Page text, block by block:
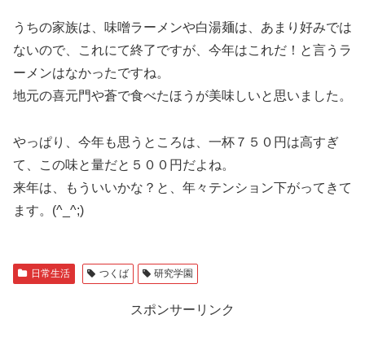
うちの家族は、味噌ラーメンや白湯麺は、あまり好みでは
ないので、これにて終了ですが、今年はこれだ！と言うラ
ーメンはなかったですね。
地元の喜元門や蒼で食べたほうが美味しいと思いました。
やっぱり、今年も思うところは、一杯７５０円は高すぎ
て、この味と量だと５００円だよね。
来年は、もういいかな？と、年々テンション下がってきて
ます。(^_^;)
日常生活 つくば 研究学園
スポンサーリンク